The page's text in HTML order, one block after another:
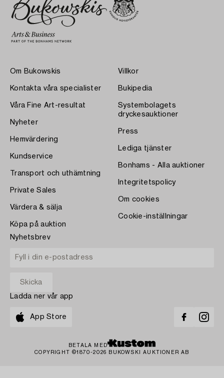
Om Bukowskis
Kontakta våra specialister
Våra Fine Art-resultat
Nyheter
Hemvärdering
Kundservice
Transport och uthämtning
Private Sales
Värdera & sälja
Köpa på auktion
Villkor
Bukipedia
Systembolagets
dryckesauktioner
Press
Lediga tjänster
Bonhams - Alla auktioner
Integritetspolicy
Om cookies
Cookie-inställningar
Nyhetsbrev
Ladda ner vår app
App Store
BETALA MED
COPYRIGHT ©1870-2026 BUKOWSKI AUKTIONER AB